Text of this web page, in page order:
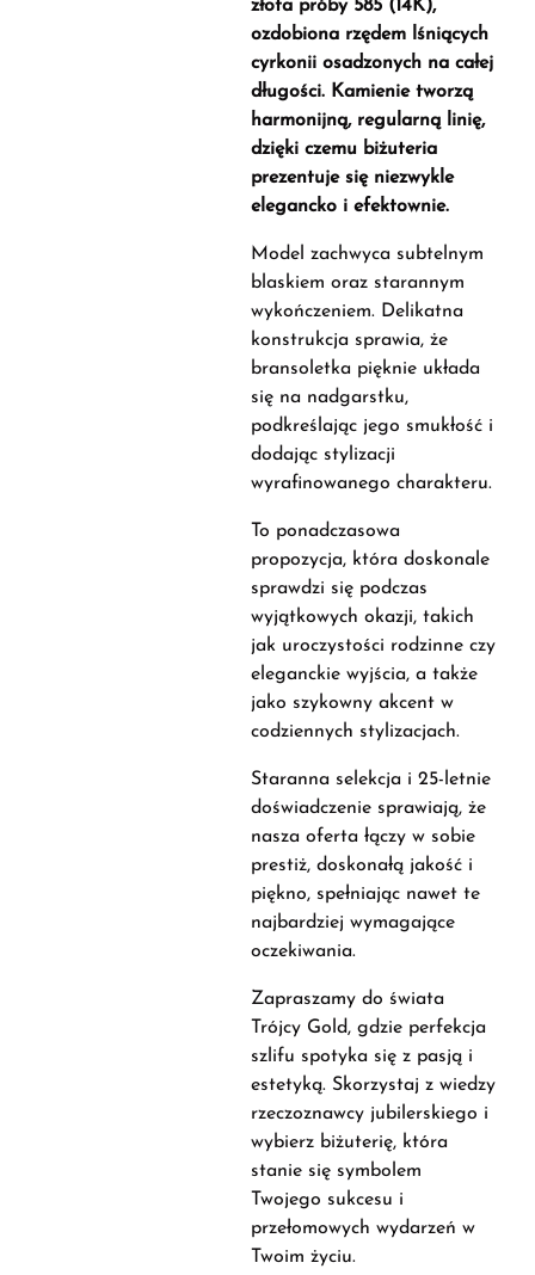
złota próby 585 (14K),
ozdobiona rzędem lśniących
cyrkonii osadzonych na całej
długości. Kamienie tworzą
harmonijną, regularną linię,
dzięki czemu biżuteria
prezentuje się niezwykle
elegancko i efektownie.
Model zachwyca subtelnym
blaskiem oraz starannym
wykończeniem. Delikatna
konstrukcja sprawia, że
bransoletka pięknie układa
się na nadgarstku,
podkreślając jego smukłość i
dodając stylizacji
wyrafinowanego charakteru.
To ponadczasowa
propozycja, która doskonale
sprawdzi się podczas
wyjątkowych okazji, takich
jak uroczystości rodzinne czy
eleganckie wyjścia, a także
jako szykowny akcent w
codziennych stylizacjach.
Staranna selekcja i 25-letnie
doświadczenie sprawiają, że
nasza oferta łączy w sobie
prestiż, doskonałą jakość i
piękno, spełniając nawet te
najbardziej wymagające
oczekiwania.
Zapraszamy do świata
Trójcy Gold, gdzie perfekcja
szlifu spotyka się z pasją i
estetyką. Skorzystaj z wiedzy
rzeczoznawcy jubilerskiego i
wybierz biżuterię, która
stanie się symbolem
Twojego sukcesu i
przełomowych wydarzeń w
Twoim życiu.